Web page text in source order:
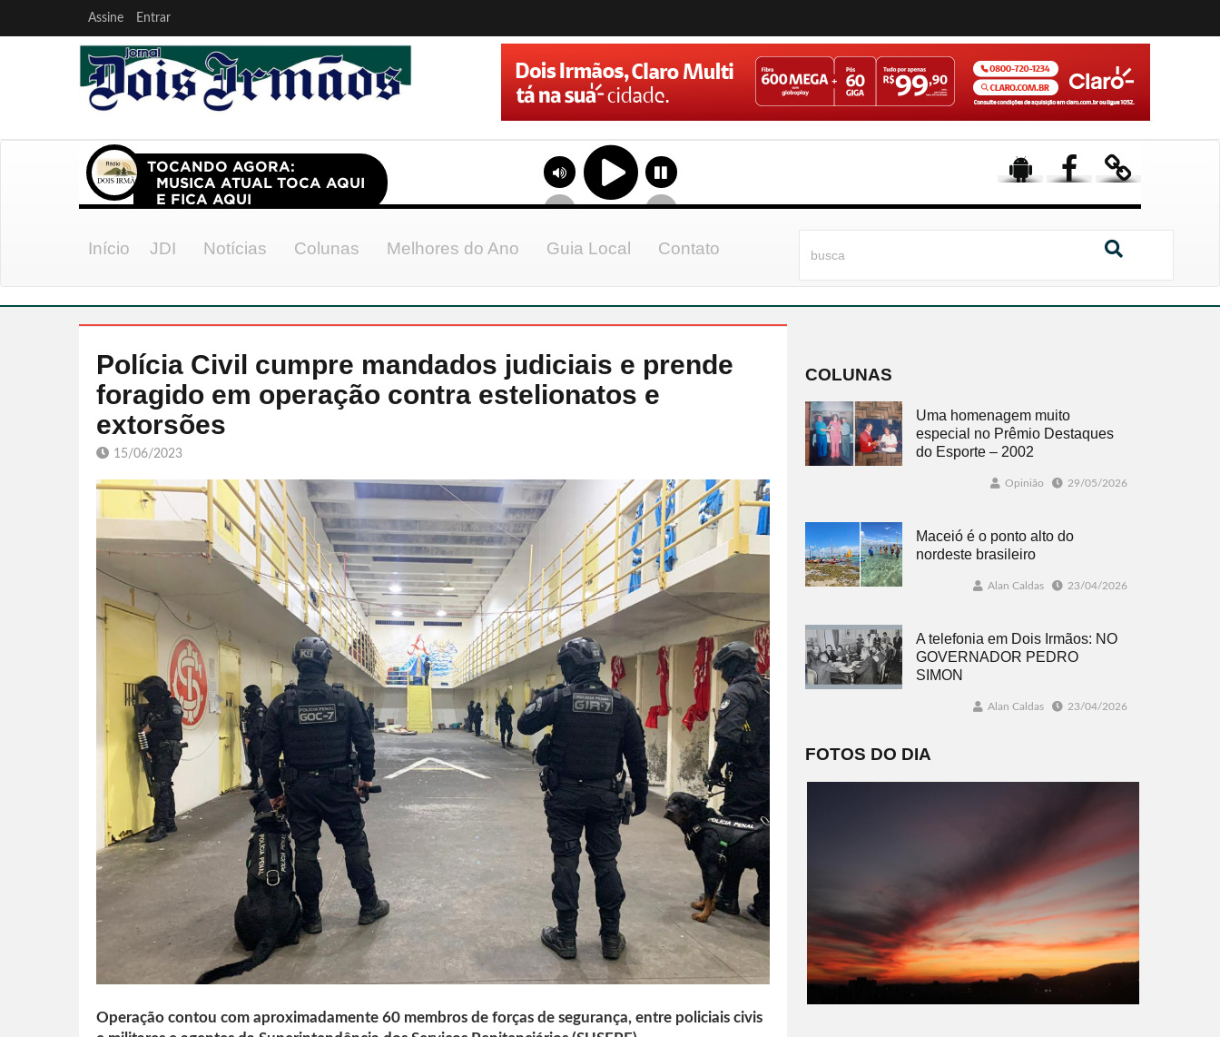
Assine Entrar
Início JDI Notícias Colunas Melhores do Ano Guia Local Contato
Polícia Civil cumpre mandados judiciais e prende
foragido em operação contra estelionatos e
extorsões
15/06/2023
Operação contou com aproximadamente 60 membros de forças de segurança, entre policiais civis
COLUNAS
Uma homenagem muito
especial no Prêmio Destaques
do Esporte – 2002
Opinião 29/05/2026
Maceió é o ponto alto do
nordeste brasileiro
Alan Caldas 23/04/2026
A telefonia em Dois Irmãos: NO
GOVERNADOR PEDRO
SIMON
Alan Caldas 23/04/2026
FOTOS DO DIA